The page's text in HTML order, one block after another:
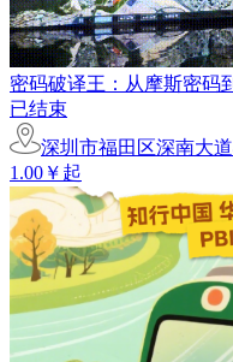
密码破译王：从摩斯密
已结束
深圳市福田区深南大
1.00￥起